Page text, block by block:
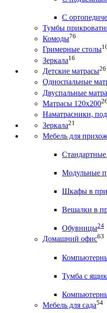
С
Тумбы
Комоды76
Гримерные столы
Зеркала16
Детские матрасы26
Односпальные
Двуспальные
Матрасы 120х20026
Наматрасники,
Зеркала21
Мебель для
Модульные
Шкафы в
Вешалки в
Обувницы24
Домашний офис63
Тумба с
Мебель для сада54